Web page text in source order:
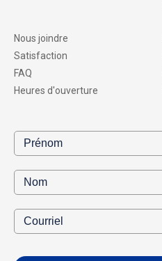
Nous joindre
Satisfaction
FAQ
Heures d'ouverture